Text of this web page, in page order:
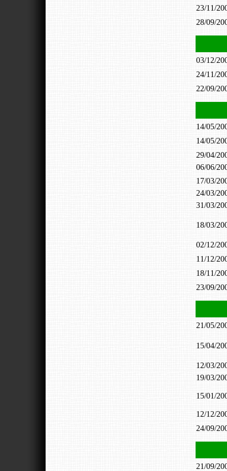
23/11/
28/09/
03/12/
24/11/
22/09/
14/05/
14/05/
29/04/
06/06/
17/03/
24/03/
31/03/
18/03/
02/12/
11/12/
18/11/
23/09/
21/05/
15/04/
12/03/
19/03/
15/01/
12/12/
24/09/
21/09/